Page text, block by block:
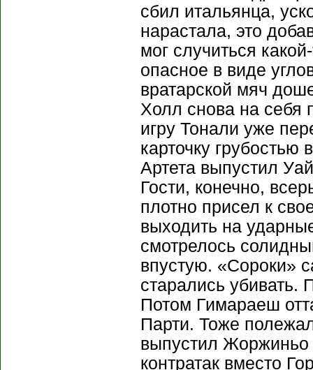
сбил итальянца,
нарастала, это
мог случиться
опасное в виде
вратарской мяч
Холл снова на
игру Тонали уже
карточку
Артета выпустил
Гости, конечно,
плотно присел к
выходить на
смотрелось
впустую. «Сороки»
старались
Потом Гимараеш
Парти. Тоже
выпустил
контратак вместо